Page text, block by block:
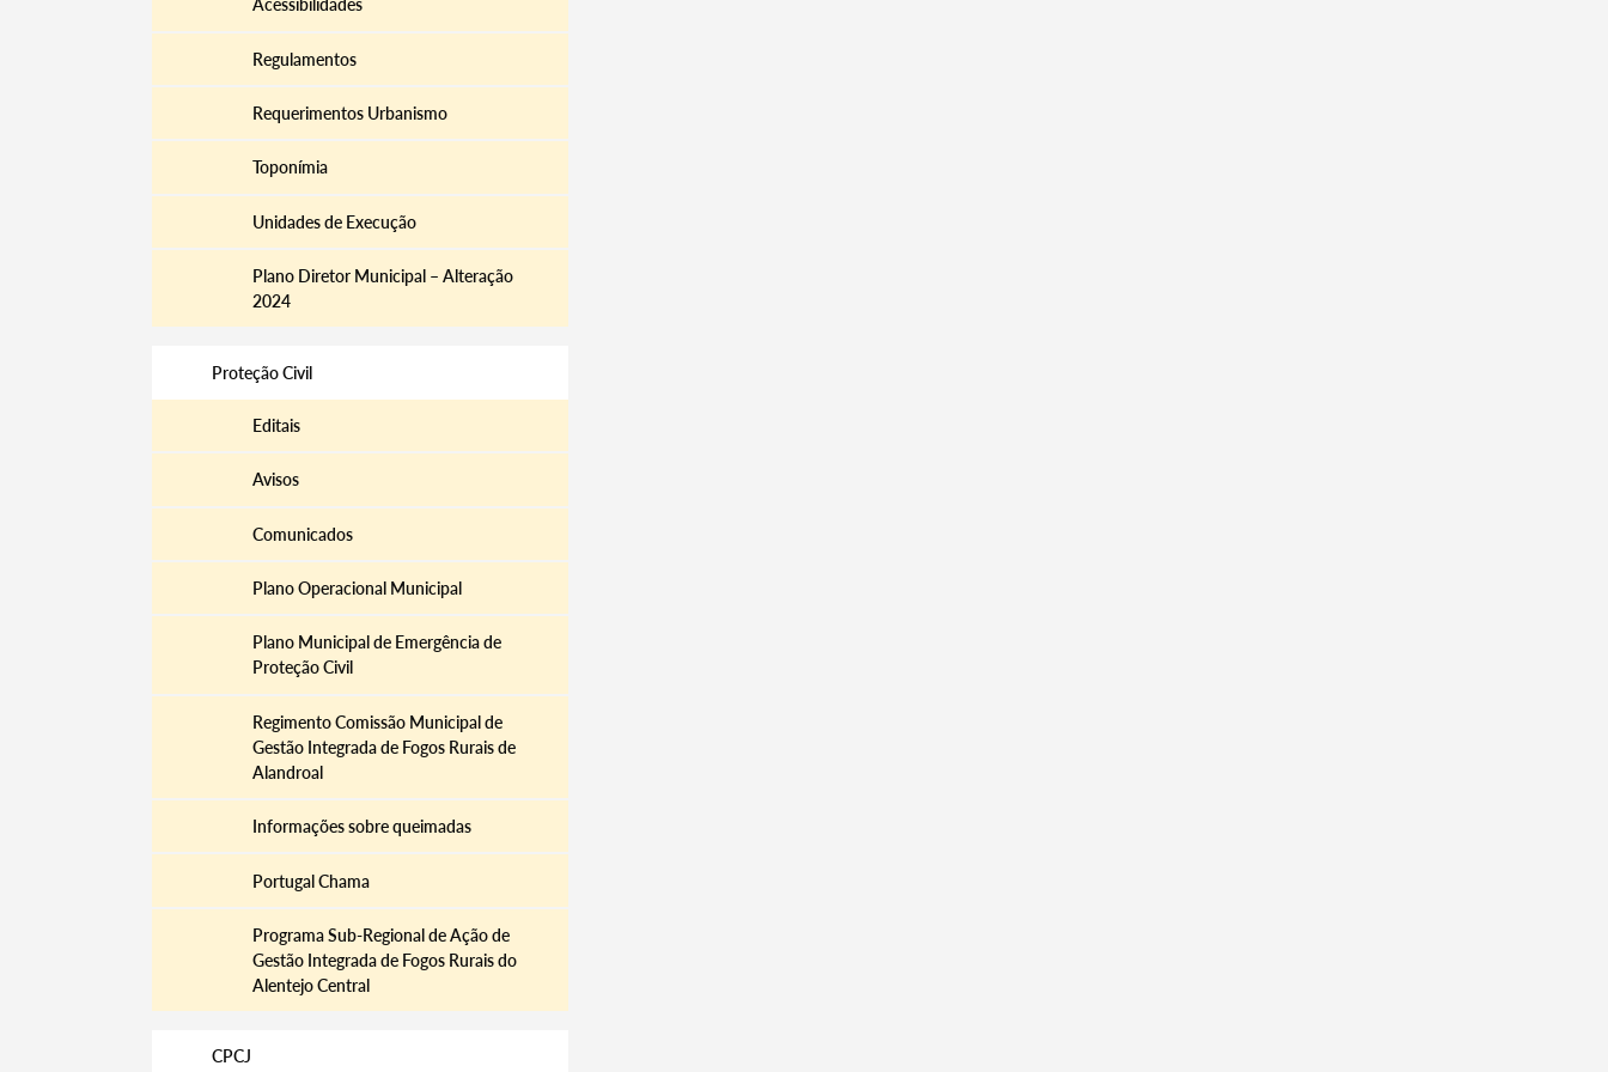
Acessibilidades
Regulamentos
Requerimentos Urbanismo
Toponímia
Unidades de Execução
Plano Diretor Municipal – Alteração
2024
Proteção Civil
Editais
Avisos
Comunicados
Plano Operacional Municipal
Plano Municipal de Emergência de
Proteção Civil
Regimento Comissão Municipal de
Gestão Integrada de Fogos Rurais de
Alandroal
Informações sobre queimadas
Portugal Chama
Programa Sub-Regional de Ação de
Gestão Integrada de Fogos Rurais do
Alentejo Central
CPCJ